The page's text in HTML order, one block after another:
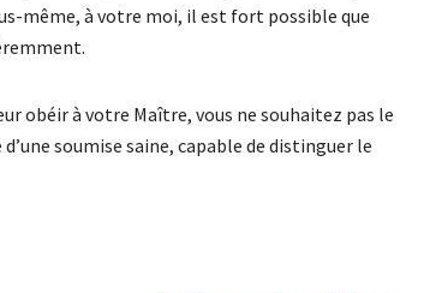
même, à votre moi, il est fort possible que
obéir à votre Maître, vous ne souhaitez pas le
soumise saine, capable de distinguer le